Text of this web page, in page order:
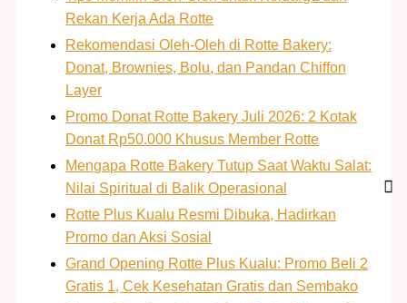
Rekan Kerja Ada Rotte
Rekomendasi Oleh-Oleh di Rotte Bakery:
Donat, Brownies, Bolu, dan Pandan Chiffon
Layer
Promo Donat Rotte Bakery Juli 2026: 2 Kotak
Donat Rp50.000 Khusus Member Rotte
Mengapa Rotte Bakery Tutup Saat Waktu Salat:
Nilai Spiritual di Balik Operasional
Rotte Plus Kualu Resmi Dibuka, Hadirkan
Promo dan Aksi Sosial
Grand Opening Rotte Plus Kualu: Promo Beli 2
Gratis 1, Cek Kesehatan Gratis dan Sembako